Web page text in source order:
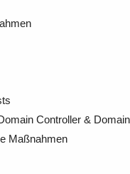
Controller &
Maßnahmen